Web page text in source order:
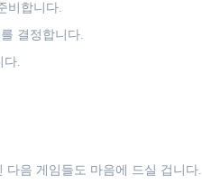
비합니다.
결정합니다.
다.
다음 게임들도 마음에 드실 겁니다.